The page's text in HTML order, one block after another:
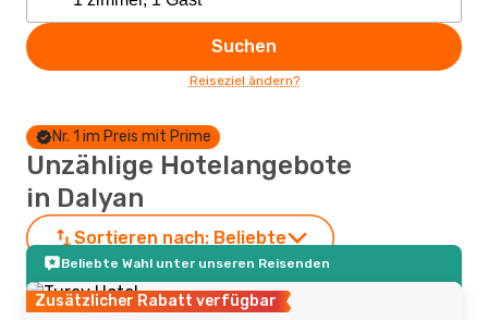
Suchen
Reiseziel ändern?
Nr. 1 im Preis mit Prime
Unzählige Hotelangebote
in Dalyan
Sortieren nach: Beliebte
Beliebte Wahl unter unseren Reisenden
Zusätzlicher Rabatt verfügbar